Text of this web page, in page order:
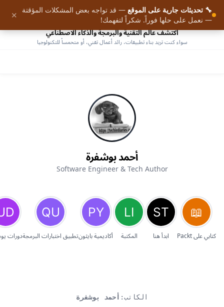
اكتشف عالم التقنية والبرمجة والذكاء الاصطناعي
سواء كنت تريد بناء تطبيقات، رائد أعمال تقني، أو متحمساً للتكنولوجيا
تفعيل الجرس أو الاشتراك
الرئيسية
أحمد بوشفرة
Software Engineer & Tech Author
كتابي على Packt ابدأ هنا المكتبة أكاديمية بايثونتطبيق اختبارات البرمجةدورات
الكاتب: أحمد بوشفرة
🔧 تحديثات جارية على الموقع — قد تواجه بعض المشكلات المؤقتة
— نعمل على حلها فوراً. شكراً لتفهمك!
✕